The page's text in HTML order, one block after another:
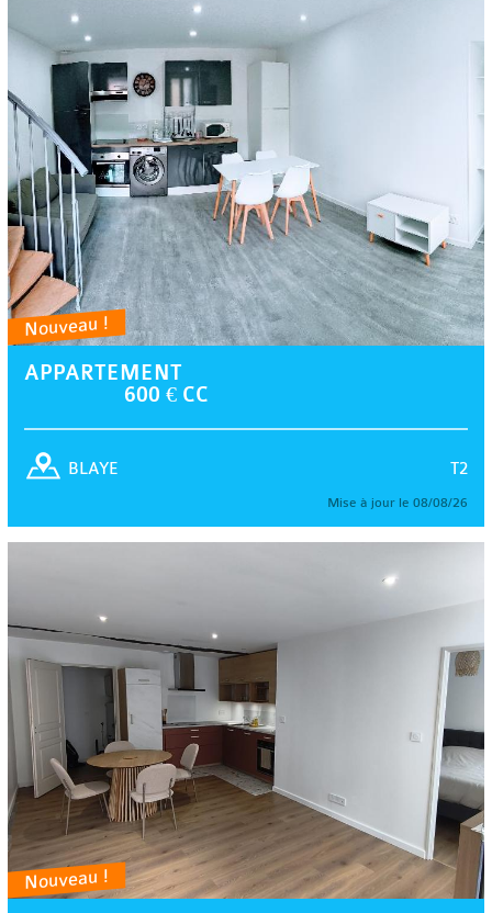
Nouveau !
APPARTEMENT
600 € CC
T2
BLAYE
Mise à jour le 08/08/26
Nouveau !